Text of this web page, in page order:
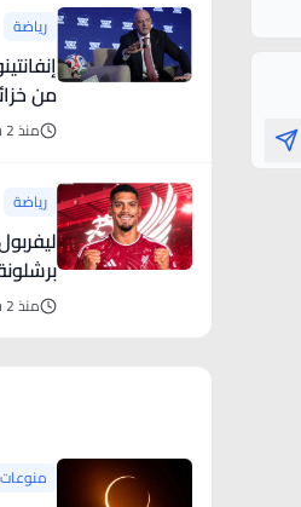
رياضة
من
منذ 2 ساعة
رياضة
منذ 2 ساعة